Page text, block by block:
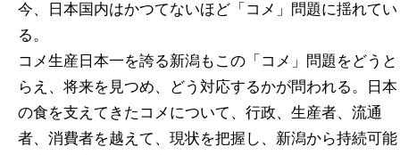
今、日本国内はかつてないほど「コメ」問題に揺れてい
る。
コメ生産日本一を誇る新潟もこの「コメ」問題をどうと
らえ、将来を見つめ、どう対応するかが問われる。日本
の食を支えてきたコメについて、行政、生産者、流通
者、消費者を越えて、現状を把握し、新潟から持続可能